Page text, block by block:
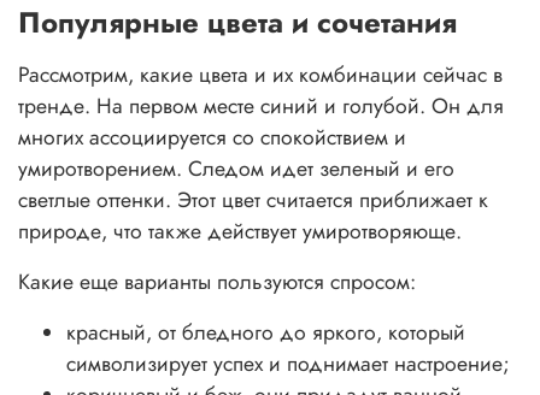
Популярные цвета и сочетания
Рассмотрим, какие цвета и их комбинации сейчас в
тренде. На первом месте синий и голубой. Он для
многих ассоциируется со спокойствием и
умиротворением. Следом идет зеленый и его
светлые оттенки. Этот цвет считается приближает к
природе, что также действует умиротворяюще.
Какие еще варианты пользуются спросом:
красный, от бледного до яркого, который
символизирует успех и поднимает настроение;